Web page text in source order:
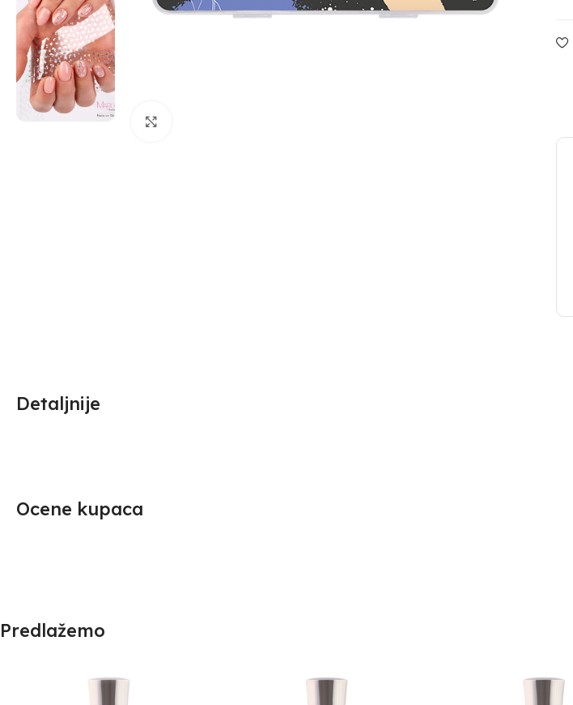
Detaljnije
Ocene kupaca
Predlažemo